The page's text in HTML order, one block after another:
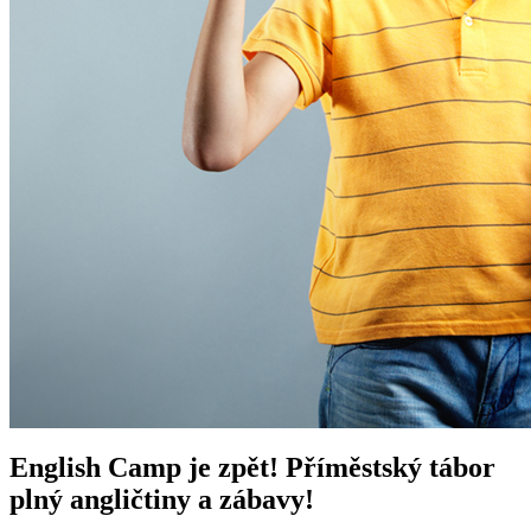
English Camp je zpět! Příměstský tábor
plný angličtiny a zábavy!